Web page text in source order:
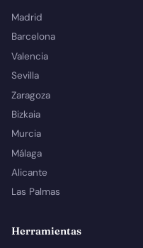
Madrid
Barcelona
Valencia
Sevilla
Zaragoza
Bizkaia
Murcia
Málaga
Alicante
Las Palmas
Herramientas